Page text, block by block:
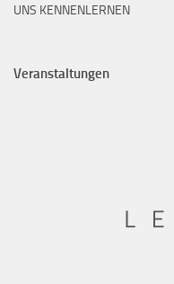
UNS KENNENLERNEN
Veranstaltungen